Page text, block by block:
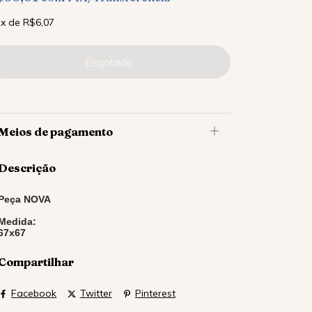
x de R$6,07
de pagamento
NOVA
Facebook Twitter Pinterest